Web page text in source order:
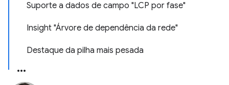
Suporte a dados de campo "LCP por fase"
Insight "Árvore de dependência da rede"
Destaque da pilha mais pesada